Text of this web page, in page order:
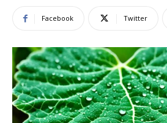
Facebook Twitter